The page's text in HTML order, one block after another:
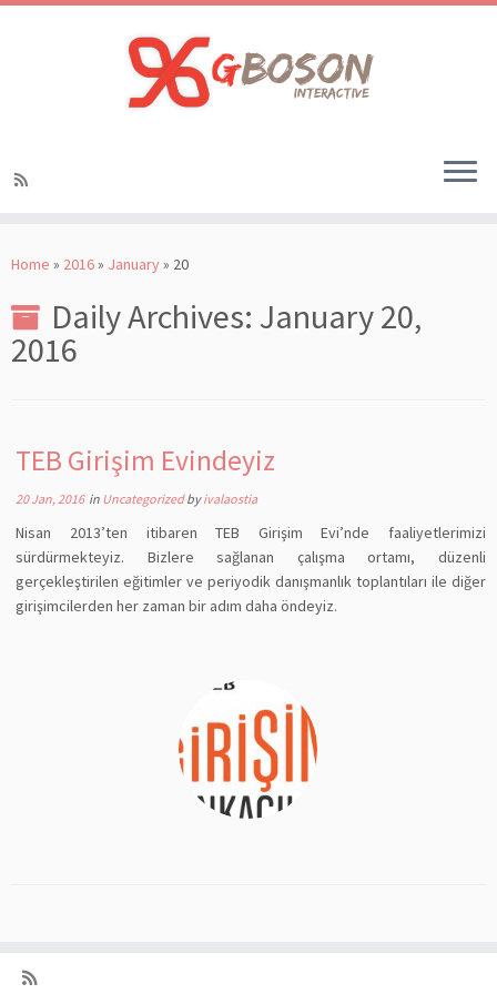
Home » 2016» January» 20
Daily Archives: January 20,
2016
TEB Girişim Evindeyiz
20 Jan, 2016in Uncategorizedbyivalaostia
Nisan 2013’ten itibaren TEB Girişim Evi’nde faaliyetlerimizi
sürdürmekteyiz. Bizlere sağlanan çalışma ortamı, düzenli
gerçekleştirilen eğitimler ve periyodik danışmanlık toplantıları ile diğer
girişimcilerden her zaman bir adım daha öndeyiz.